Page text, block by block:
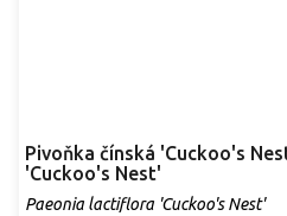
Pivoňka čínská 'Cuckoo's
'Cuckoo's Nest'
Paeonia lactiflora 'Cuckoo's Nest'